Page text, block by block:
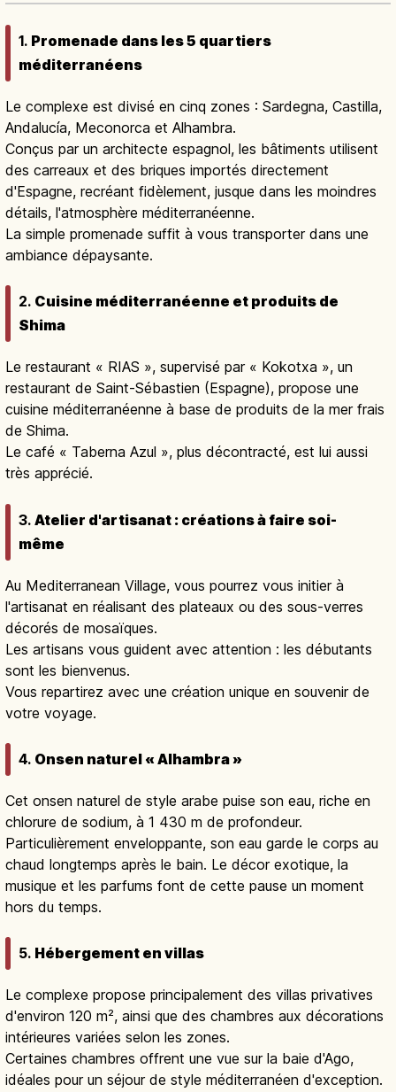
1. Promenade dans les 5 quartiers
méditerranéens
Le complexe est divisé en cinq zones : Sardegna, Castilla,
Andalucía, Meconorca et Alhambra.
Conçus par un architecte espagnol, les bâtiments utilisent
des carreaux et des briques importés directement
d'Espagne, recréant fidèlement, jusque dans les moindres
détails, l'atmosphère méditerranéenne.
La simple promenade suffit à vous transporter dans une
ambiance dépaysante.
2. Cuisine méditerranéenne et produits de
Shima
Le restaurant « RIAS », supervisé par « Kokotxa », un
restaurant de Saint-Sébastien (Espagne), propose une
cuisine méditerranéenne à base de produits de la mer frais
de Shima.
Le café « Taberna Azul », plus décontracté, est lui aussi
très apprécié.
3. Atelier d'artisanat : créations à faire soi-
même
Au Mediterranean Village, vous pourrez vous initier à
l'artisanat en réalisant des plateaux ou des sous-verres
décorés de mosaïques.
Les artisans vous guident avec attention : les débutants
sont les bienvenus.
Vous repartirez avec une création unique en souvenir de
votre voyage.
4. Onsen naturel « Alhambra »
Cet onsen naturel de style arabe puise son eau, riche en
chlorure de sodium, à 1 430 m de profondeur.
Particulièrement enveloppante, son eau garde le corps au
chaud longtemps après le bain. Le décor exotique, la
musique et les parfums font de cette pause un moment
hors du temps.
5. Hébergement en villas
Le complexe propose principalement des villas privatives
d'environ 120 m², ainsi que des chambres aux décorations
intérieures variées selon les zones.
Certaines chambres offrent une vue sur la baie d'Ago,
idéales pour un séjour de style méditerranéen d'exception.